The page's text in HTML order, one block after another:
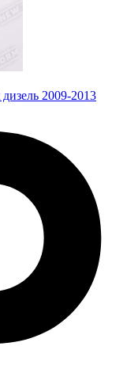
2009-2013